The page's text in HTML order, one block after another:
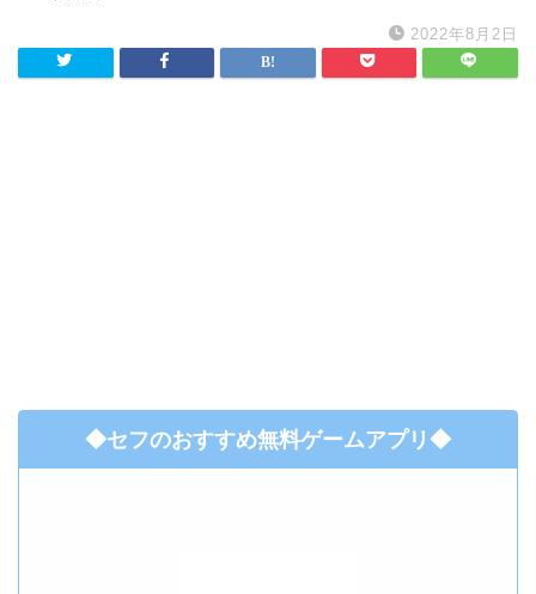
2022年8月2日
◆セフのおすすめ無料ゲームアプリ◆